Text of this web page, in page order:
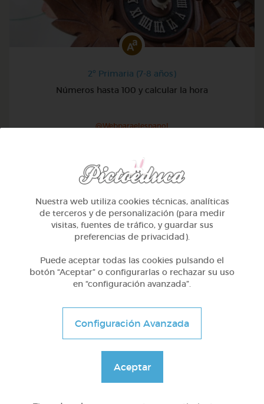
2º Primaria (7-8 años)
Números hasta 100 y calcular la hora
@Webparaelespanol
2º Primaria (7-8 años)
Lo más sano en la cocina y 2 fábulas de esopo
@Webparaelespanol
Nuestra web utiliza cookies técnicas, analíticas
de terceros y de personalización (para medir
visitas, fuentes de tráfico, y guardar sus
preferencias de privacidad).
Puede aceptar todas las cookies pulsando el
botón “Aceptar” o configurarlas o rechazar su uso
en “configuración avanzada”.
Configuración Avanzada
Aceptar